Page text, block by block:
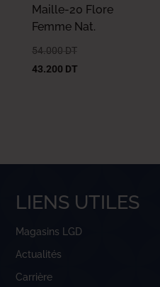
Maille-20 Flore
Femme Nat.
54.000 DT
43.200 DT
LIENS UTILES
Magasins LGD
Actualités
Carrière